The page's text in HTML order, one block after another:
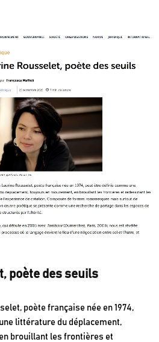
poète des seuils
poète française née en 1974,
littérature du déplacement,
brouillant les frontières et